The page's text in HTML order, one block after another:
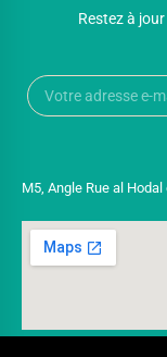
Restez à
M5, Angle Rue al